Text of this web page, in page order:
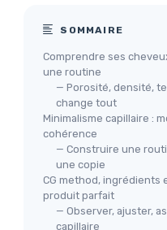
SOMMAIRE
Comprendre ses
une routine
— Porosité, densité,
change tout
Minimalisme capillaire :
cohérence
— Construire une
une copie
CG method, ingrédients
produit parfait
— Observer, ajuster,
capillaire